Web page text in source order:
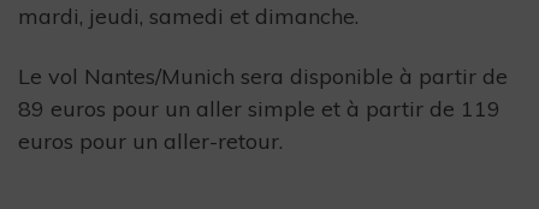
mardi, jeudi, samedi et dimanche.
Le vol Nantes/Munich sera disponible à partir de
89 euros pour un aller simple et à partir de 119
euros pour un aller-retour.